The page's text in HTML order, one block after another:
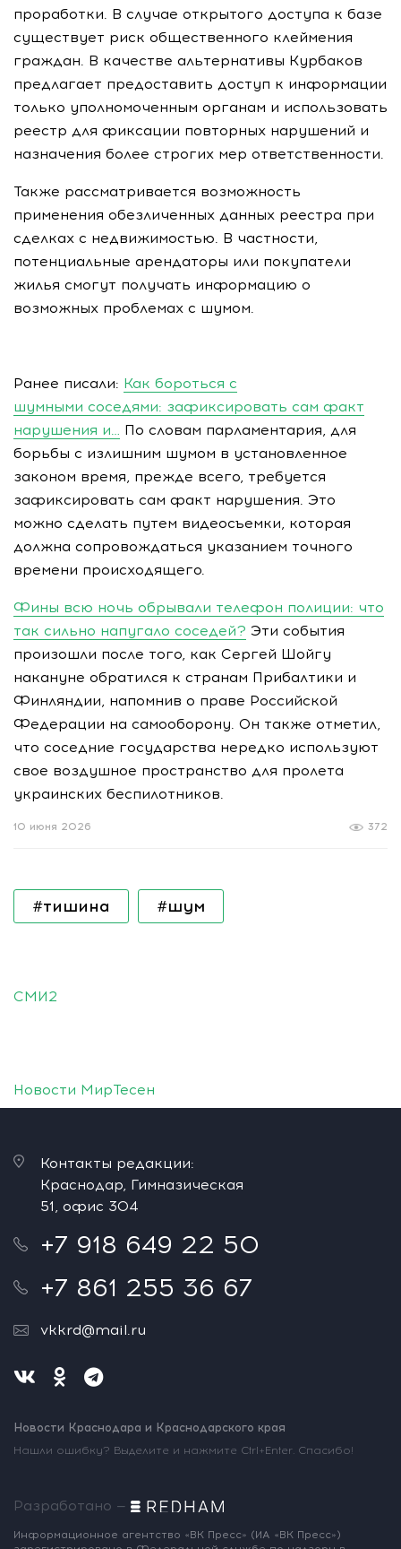
проработки. В случае открытого доступа к базе
существует риск общественного клеймения
граждан. В качестве альтернативы Курбаков
предлагает предоставить доступ к информации
только уполномоченным органам и использовать
реестр для фиксации повторных нарушений и
назначения более строгих мер ответственности.
Также рассматривается возможность
применения обезличенных данных реестра при
сделках с недвижимостью. В частности,
потенциальные арендаторы или покупатели
жилья смогут получать информацию о
возможных проблемах с шумом.
Ранее писали: Как бороться с
шумными соседями: зафиксировать сам факт
нарушения и…
По словам парламентария, для
борьбы с излишним шумом в установленное
законом время, прежде всего, требуется
зафиксировать сам факт нарушения. Это
можно сделать путем видеосъемки, которая
должна сопровождаться указанием точного
времени происходящего.
Фины всю ночь обрывали телефон полиции: что
так сильно напугало соседей? Эти события
произошли после того, как Сергей Шойгу
накануне обратился к странам Прибалтики и
Финляндии, напомнив о праве Российской
Федерации на самооборону. Он также отметил,
что соседние государства нередко используют
свое воздушное пространство для пролета
украинских беспилотников.
372
10 июня 2026
#тишина #шум
СМИ2
Новости МирТесен
Контакты редакции:
Краснодар, Гимназическая
51, офис 304
+7 918 649 22 50
+7 861 255 36 67
vkkrd@mail.ru
Новости Краснодара и Краснодарского края
Нашли ошибку? Выделите и нажмите Ctrl+Enter. Спасибо!
Разработано —
Информационное агентство «ВК Пресс» (ИА «ВК Пресс»)